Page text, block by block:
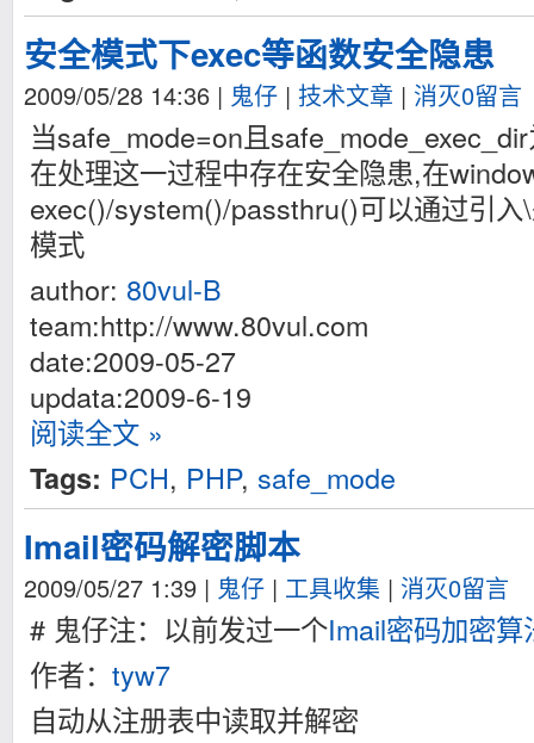
安全模式下exec等函数安全隐患
2009/05/28 14:36 | 鬼仔 | 技术文章 | 消灭0留言
当safe_mode=on且
在处理这一过程中存在安全隐患,在
exec()/system()/passthru()可以通过引
模式
author: 80vul-B
team:http://www.80vul.com
date:2009-05-27
updata:2009-6-19
阅读全文 »
Tags: PCH, PHP, safe_mode
Imail密码解密脚本
2009/05/27 1:39 | 鬼仔 | 工具收集 | 消灭0留言
# 鬼仔注：以前发过一个Imail密码加密
作者： tyw7
自动从注册表中读取并解密